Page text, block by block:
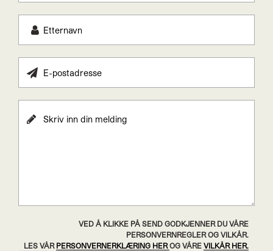
VED Å KLIKKE PÅ SEND GODKJENNER DU VÅRE
PERSONVERNREGLER OG VILKÅR.
LES VÅR PERSONVERNERKLÆRING HEROG VÅRE VILKÅR HER.